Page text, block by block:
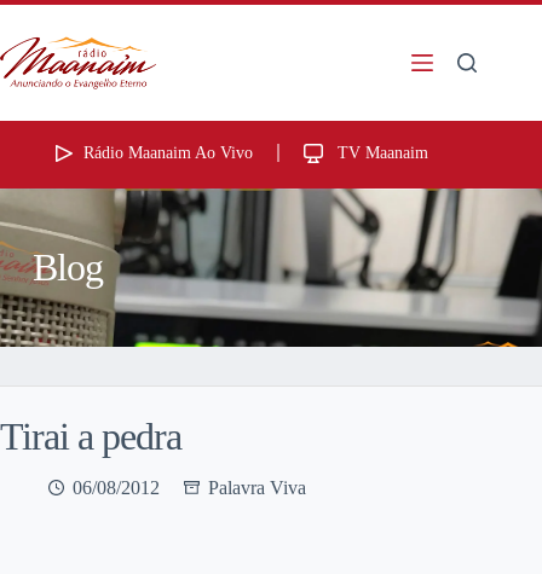
Rádio Maanaim Ao Vivo TV Maanaim
Blog
Tirai a pedra
06/08/2012 Palavra Viva